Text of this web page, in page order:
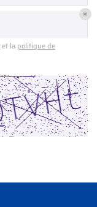
Une
et la politique de